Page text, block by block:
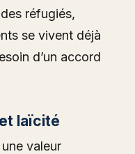
réfugiés,
se vivent déjà
d’un accord
laïcité
valeur